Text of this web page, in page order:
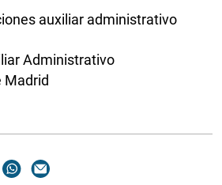
auxiliar administrativo
Administrativo
Madrid